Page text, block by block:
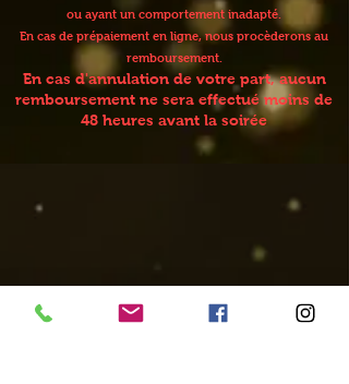
ou ayant un comportement inadapté.
En cas de prépaiement en ligne, nous procèderons au
remboursement.
En cas d'annulation de votre part, aucun
remboursement ne sera effectué moins de
48 heures avant la soirée